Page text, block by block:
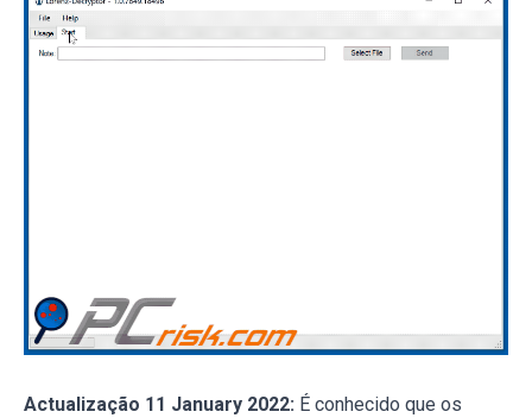
Actualização 11 January 2022: É conhecido que os